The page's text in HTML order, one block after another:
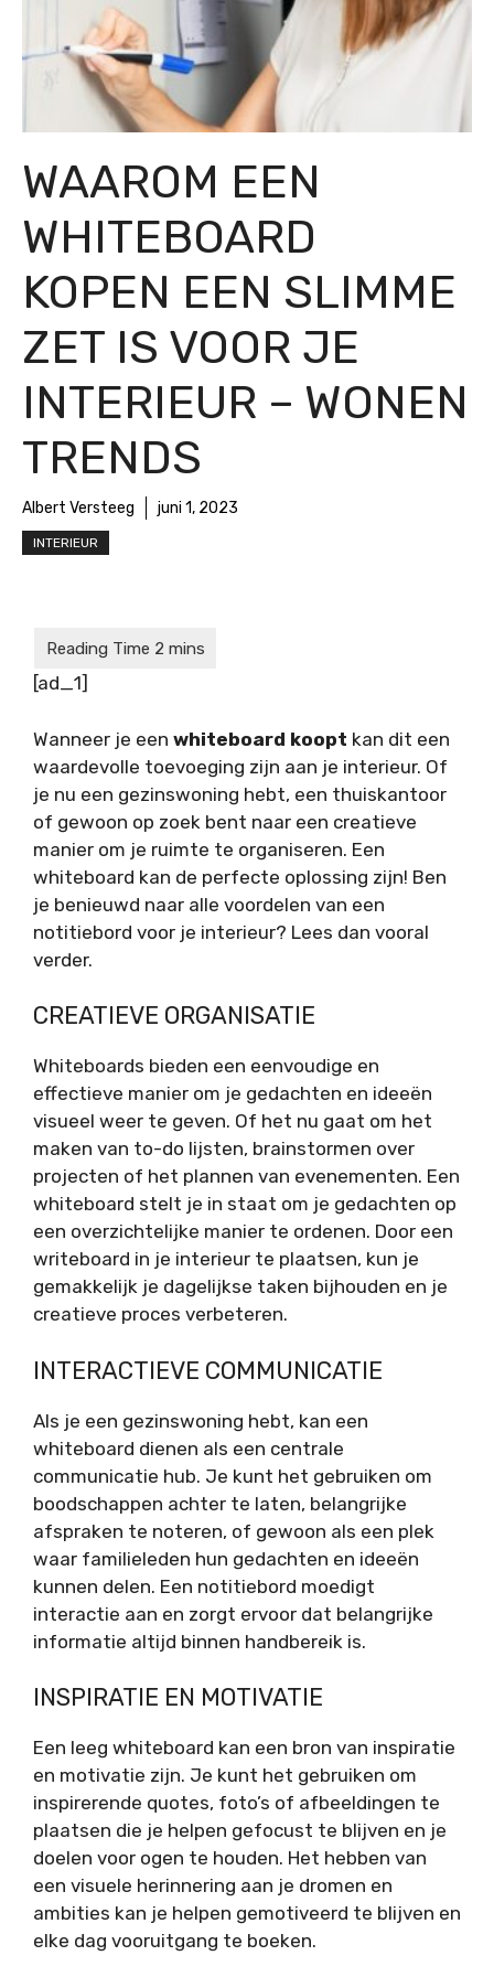
WAAROM EEN
WHITEBOARD
KOPEN EEN SLIMME
ZET IS VOOR JE
INTERIEUR – WONEN
TRENDS
Albert Versteeg juni 1, 2023
INTERIEUR
[ad_1]
Wanneer je een whiteboard koopt kan dit een
waardevolle toevoeging zijn aan je interieur. Of
je nu een gezinswoning hebt, een thuiskantoor
of gewoon op zoek bent naar een creatieve
manier om je ruimte te organiseren. Een
whiteboard kan de perfecte oplossing zijn! Ben
je benieuwd naar alle voordelen van een
notitiebord voor je interieur? Lees dan vooral
verder.
CREATIEVE ORGANISATIE
Whiteboards bieden een eenvoudige en
effectieve manier om je gedachten en ideeën
visueel weer te geven. Of het nu gaat om het
maken van to-do lijsten, brainstormen over
projecten of het plannen van evenementen. Een
whiteboard stelt je in staat om je gedachten op
een overzichtelijke manier te ordenen. Door een
writeboard in je interieur te plaatsen, kun je
gemakkelijk je dagelijkse taken bijhouden en je
creatieve proces verbeteren.
INTERACTIEVE COMMUNICATIE
Als je een gezinswoning hebt, kan een
whiteboard dienen als een centrale
communicatie hub. Je kunt het gebruiken om
boodschappen achter te laten, belangrijke
afspraken te noteren, of gewoon als een plek
waar familieleden hun gedachten en ideeën
kunnen delen. Een notitiebord moedigt
interactie aan en zorgt ervoor dat belangrijke
informatie altijd binnen handbereik is.
INSPIRATIE EN MOTIVATIE
Een leeg whiteboard kan een bron van inspiratie
en motivatie zijn. Je kunt het gebruiken om
inspirerende quotes, foto’s of afbeeldingen te
plaatsen die je helpen gefocust te blijven en je
doelen voor ogen te houden. Het hebben van
een visuele herinnering aan je dromen en
ambities kan je helpen gemotiveerd te blijven en
elke dag vooruitgang te boeken.